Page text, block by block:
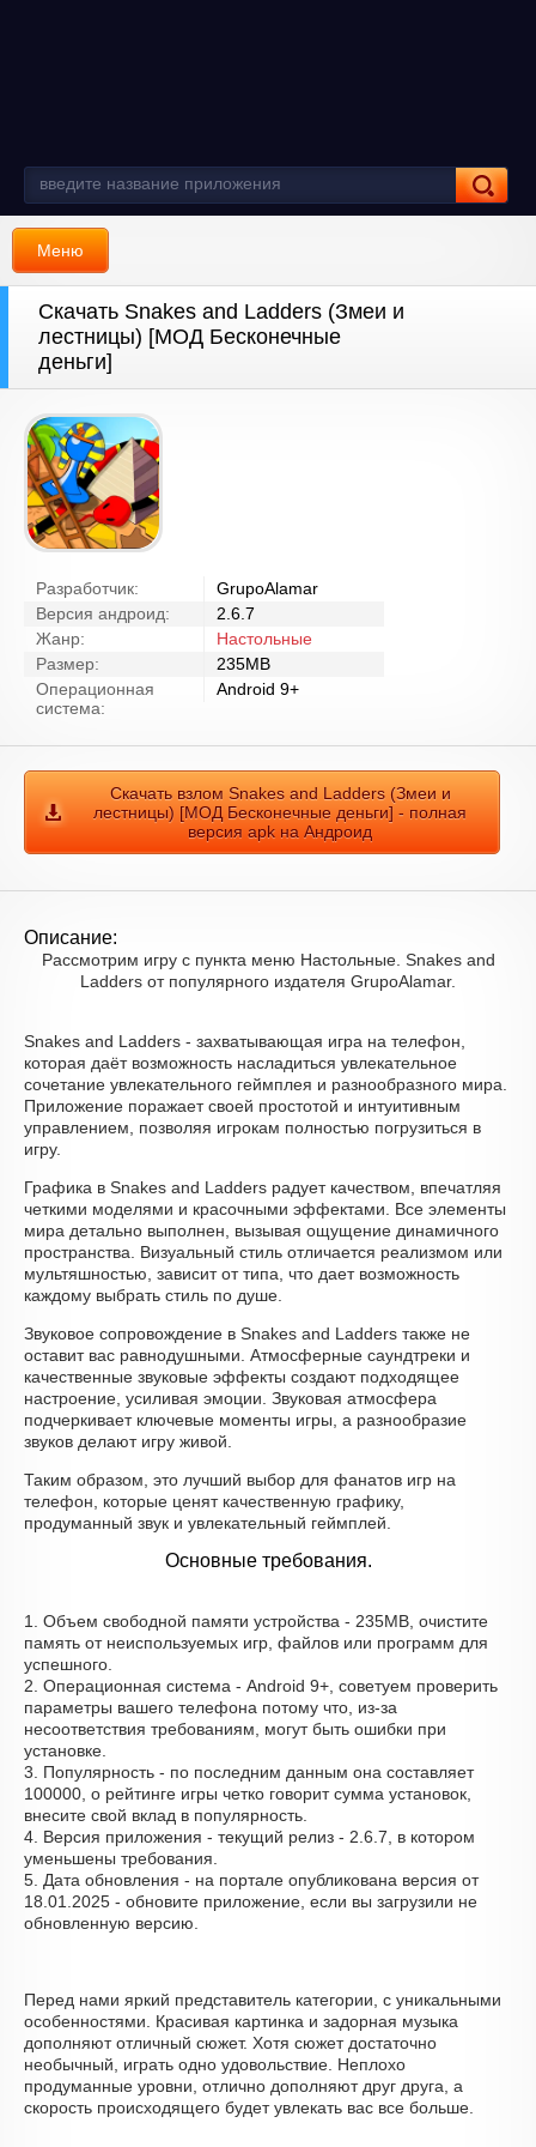
Меню
Скачать Snakes and Ladders (Змеи и
лестницы) [МОД Бесконечные
деньги]
Разработчик:
GrupoAlamar
Версия андроид:
2.6.7
Жанр:
Настольные
Размер:
235MB
Операционная
система:
Android 9+
Скачать взлом Snakes and Ladders (Змеи и
лестницы) [МОД Бесконечные деньги] - полная
версия apk на Андроид
Описание:
Рассмотрим игру с пункта меню Настольные. Snakes and
Ladders от популярного издателя GrupoAlamar.
Snakes and Ladders - захватывающая игра на телефон,
которая даёт возможность насладиться увлекательное
сочетание увлекательного геймплея и разнообразного мира.
Приложение поражает своей простотой и интуитивным
управлением, позволяя игрокам полностью погрузиться в
игру.
Графика в Snakes and Ladders радует качеством, впечатляя
четкими моделями и красочными эффектами. Все элементы
мира детально выполнен, вызывая ощущение динамичного
пространства. Визуальный стиль отличается реализмом или
мультяшностью, зависит от типа, что дает возможность
каждому выбрать стиль по душе.
Звуковое сопровождение в Snakes and Ladders также не
оставит вас равнодушными. Атмосферные саундтреки и
качественные звуковые эффекты создают подходящее
настроение, усиливая эмоции. Звуковая атмосфера
подчеркивает ключевые моменты игры, а разнообразие
звуков делают игру живой.
Таким образом, это лучший выбор для фанатов игр на
телефон, которые ценят качественную графику,
продуманный звук и увлекательный геймплей.
Основные требования.
1. Объем свободной памяти устройства - 235MB, очистите
память от неиспользуемых игр, файлов или программ для
успешного.
2. Операционная система - Android 9+, советуем проверить
параметры вашего телефона потому что, из-за
несоответствия требованиям, могут быть ошибки при
установке.
3. Популярность - по последним данным она составляет
100000, о рейтинге игры четко говорит сумма установок,
внесите свой вклад в популярность.
4. Версия приложения - текущий релиз - 2.6.7, в котором
уменьшены требования.
5. Дата обновления - на портале опубликована версия от
18.01.2025 - обновите приложение, если вы загрузили не
обновленную версию.
Перед нами яркий представитель категории, с уникальными
особенностями. Красивая картинка и задорная музыка
дополняют отличный сюжет. Хотя сюжет достаточно
необычный, играть одно удовольствие. Неплохо
продуманные уровни, отлично дополняют друг друга, а
скорость происходящего будет увлекать вас все больше.